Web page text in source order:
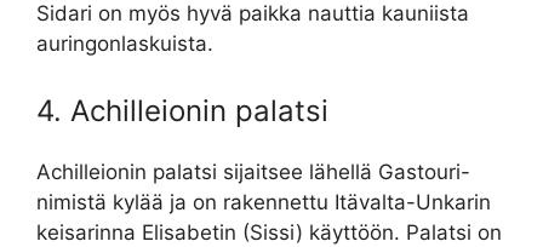
Sidari on myös hyvä paikka nauttia kauniista
auringonlaskuista.
4. Achilleionin palatsi
Achilleionin palatsi sijaitsee lähellä Gastouri-
nimistä kylää ja on rakennettu Itävalta-Unkarin
keisarinna Elisabetin (Sissi) käyttöön. Palatsi on